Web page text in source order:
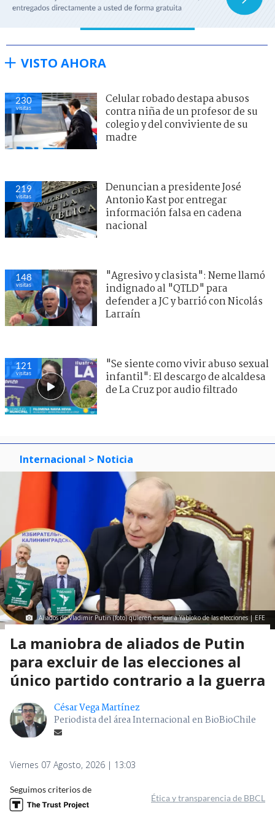
VISTO AHORA
230
visitas
Celular robado destapa abusos
contra niña de un profesor de su
colegio y del conviviente de su
madre
219
visitas
Denuncian a presidente José
Antonio Kast por entregar
información falsa en cadena
nacional
148
visitas
"Agresivo y clasista": Neme llamó
indignado al "QTLD" para
defender a JC y barrió con Nicolás
Larraín
121
visitas
"Se siente como vivir abuso sexual
infantil": El descargo de alcaldesa
de La Cruz por audio filtrado
Internacional > Noticia
Aliados de Vladimir Putin (foto) quieren excluir a Yábloko de las elecciones | EFE
La maniobra de aliados de Putin
para excluir de las elecciones al
único partido contrario a la guerra
César Vega Martínez
Periodista del área Internacional en BioBioChile
Viernes 07 Agosto, 2026 | 13:03
Seguimos criterios de
Ética y transparencia de BBCL